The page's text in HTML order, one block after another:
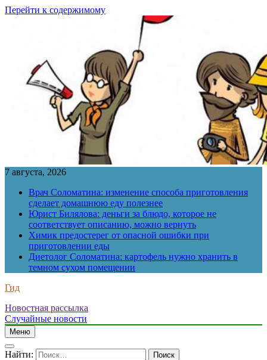
Перейти к содержимому
7 августа, 2026
Врач Соломатина: изменение способа приготовления
сделает домашнюю еду полезнее
Юрист Билялова: деньги за блюдо, которое не
соответствует описанию, можно вернуть
Химик предостерег от опасной ошибки при
приготовлении еды
Диетолог Соломатина: картофель нужно хранить в
темном сухом помещении
Гид
Новостная рассылка
Случайные новости
Меню
Найти: